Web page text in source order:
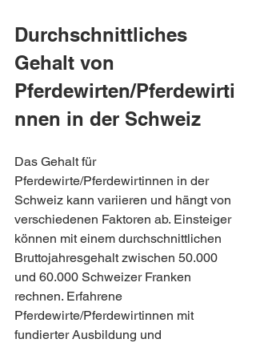
Durchschnittliches
Gehalt von
Pferdewirten/Pferdewirti
nnen in der Schweiz
Das Gehalt für
Pferdewirte/Pferdewirtinnen in der
Schweiz kann variieren und hängt von
verschiedenen Faktoren ab. Einsteiger
können mit einem durchschnittlichen
Bruttojahresgehalt zwischen 50.000
und 60.000 Schweizer Franken
rechnen. Erfahrene
Pferdewirte/Pferdewirtinnen mit
fundierter Ausbildung und